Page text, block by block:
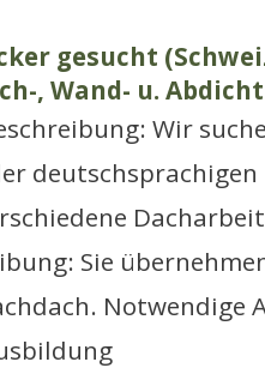
gesucht
, Wand- u.
Wir
deutschsprachigen
Sie
Notwendige